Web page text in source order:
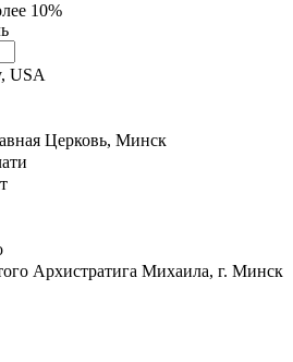
10%
USA
Церковь, Минск
Архистратига Михаила, г. Минск